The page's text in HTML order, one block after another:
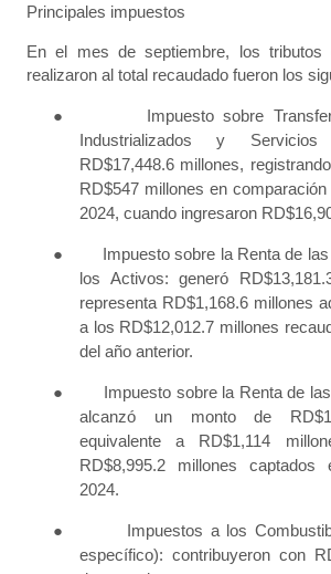
Principales impuestos
En el mes de septiembre, los tributos
realizaron al total recaudado fueron los
●
Impuesto sobre
Industrializados y
RD$17,448.6 millones,
RD$547 millones en
2024, cuando ingresaron
●
Impuesto sobre la Renta de
los Activos: generó
representa RD$1,168.6 millones
a los RD$12,012.7 millones
del año anterior.
●
Impuesto sobre la Renta de
alcanzó un monto de
equivalente a RD$1,114
RD$8,995.2 millones captados
2024.
●
Impuestos a los
específico): contribuyeron con